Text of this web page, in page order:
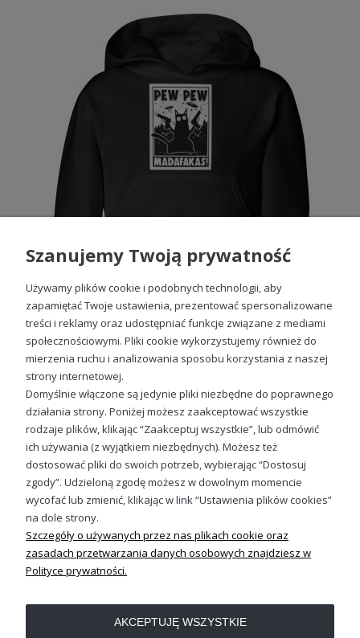
Kot Dziecięca bluza z kotem
79,88 zł
OBSŁUGA KLIENTA
Sprawdź nasze social media
Szanujemy Twoją prywatność
Używamy plików cookie i podobnych technologii, aby
zapamiętać Twoje ustawienia, prezentować spersonalizowane
treści i reklamy oraz udostępniać funkcje związane z mediami
społecznościowymi. Pliki cookie wykorzystujemy również do
mierzenia ruchu i analizowania sposobu korzystania z naszej
strony internetowej.
Domyślnie włączone są jedynie pliki niezbędne do poprawnego
działania strony. Poniżej możesz zaakceptować wszystkie
rodzaje plików, klikając “Zaakceptuj wszystkie”, lub odmówić
ich używania (z wyjątkiem niezbędnych). Możesz też
dostosować pliki do swoich potrzeb, wybierając “Dostosuj
zgody”. Udzieloną zgodę możesz w dowolnym momencie
wycofać lub zmienić, klikając w link “Ustawienia plików cookies”
na dole strony.
Szczegóły o używanych przez nas plikach cookie oraz
zasadach przetwarzania danych osobowych znajdziesz w
Polityce prywatności.
AKCEPTUJĘ WSZYSTKIE